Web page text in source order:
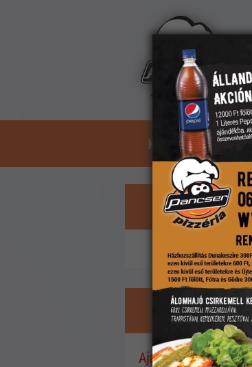
KEZDŐLAP ÉTLAP
Kosár
A kosárban nincs étel.
Étlap
Ajánlataink